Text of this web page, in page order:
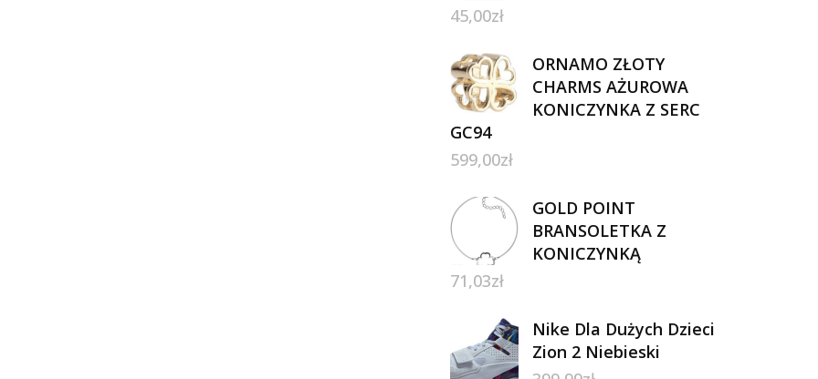
45,00zł
ORNAMO ZŁOTY
CHARMS AŻUROWA
KONICZYNKA Z SERC
GC94
599,00zł
GOLD POINT
BRANSOLETKA Z
KONICZYNKĄ
71,03zł
Nike Dla Dużych Dzieci
Zion 2 Niebieski